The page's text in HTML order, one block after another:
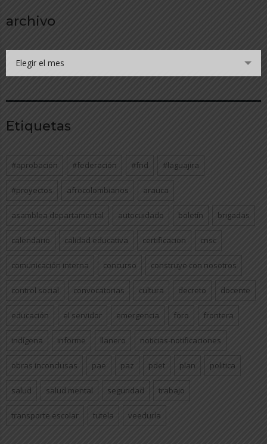
archivo
Elegir el mes
Etiquetas
#aprobación #federación #fnd #laguajira
#proyectos afrocolombianos arauca
asamblea departamental autocuidado boletín brigadas
calendario calidad educativa certificacion cnsc
comunicación interna concurso construye con nosotros
control social convocatorias cultura decreto docente
educación el servidor emergencia foro frontera
indígena informe llanero noticias-notificaciones
obras inconclusas pae paz pdet plan politica
salud salud mental seguridad trabajo
transporte escolar tutela veeduría